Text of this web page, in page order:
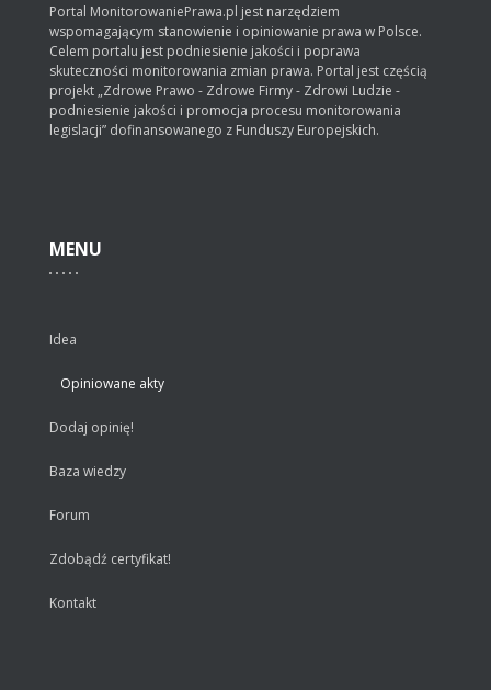
Portal MonitorowaniePrawa.pl jest narzędziem
wspomagającym stanowienie i opiniowanie prawa w Polsce.
Celem portalu jest podniesienie jakości i poprawa
skuteczności monitorowania zmian prawa. Portal jest częścią
projekt „Zdrowe Prawo - Zdrowe Firmy - Zdrowi Ludzie -
podniesienie jakości i promocja procesu monitorowania
legislacji” dofinansowanego z Funduszy Europejskich.
MENU
Idea
Opiniowane akty
Dodaj opinię!
Baza wiedzy
Forum
Zdobądź certyfikat!
Kontakt